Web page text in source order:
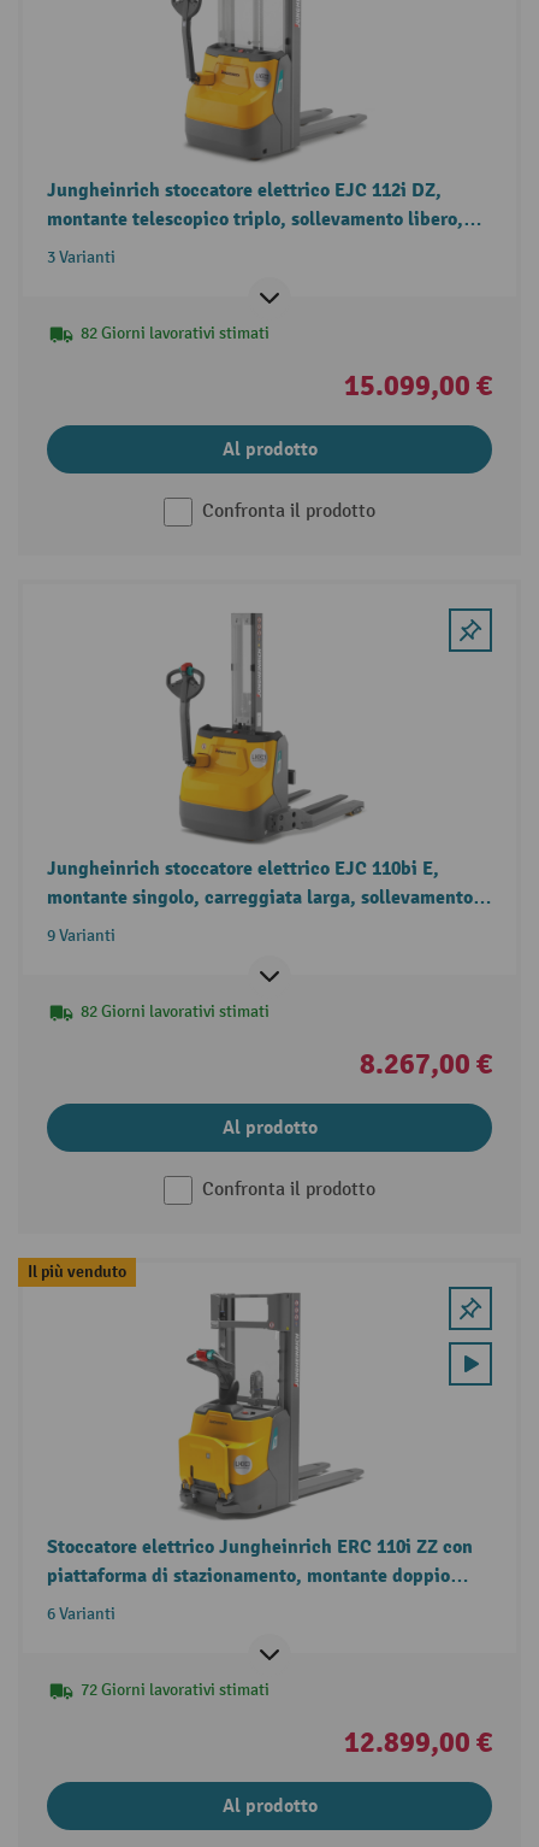
Jungheinrich stoccatore elettrico EJC 112i DZ,
montante telescopico triplo, sollevamento libero,
portata 1.200 kg
3 Varianti
82 Giorni lavorativi stimati
15.099,00 €
Al prodotto
Confronta il prodotto
Jungheinrich stoccatore elettrico EJC 110bi E,
montante singolo, carreggiata larga, sollevamento
libero, portata 1.000 kg
9 Varianti
82 Giorni lavorativi stimati
8.267,00 €
Al prodotto
Confronta il prodotto
Il più venduto
Stoccatore elettrico Jungheinrich ERC 110i ZZ con
piattaforma di stazionamento, montante doppio
telescopico, portata 1.000 kg
6 Varianti
72 Giorni lavorativi stimati
12.899,00 €
Al prodotto